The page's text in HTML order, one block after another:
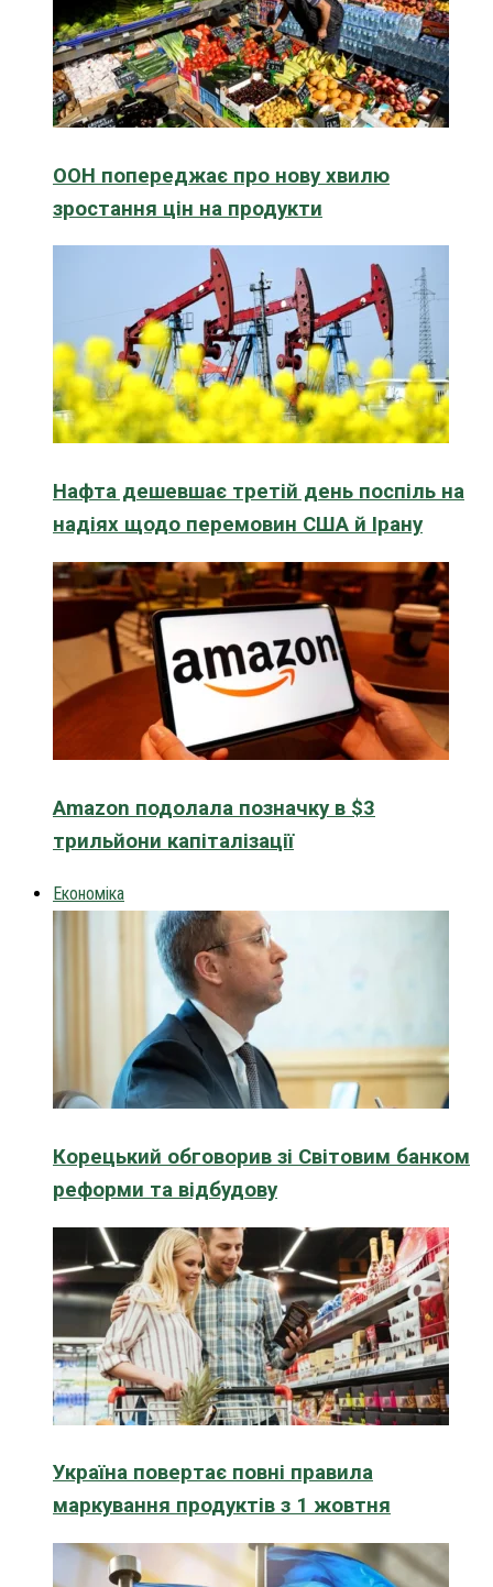
ООН попереджає про нову хвилю
зростання цін на продукти
Нафта дешевшає третій день поспіль на
надіях щодо перемовин США й Ірану
Amazon подолала позначку в $3
трильйони капіталізації
Економіка
Корецький обговорив зі Світовим банком
реформи та відбудову
Україна повертає повні правила
маркування продуктів з 1 жовтня